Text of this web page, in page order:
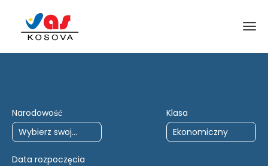
Narodowość Klasa
Data rozpoczęcia